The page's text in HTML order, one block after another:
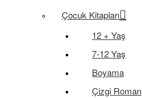
Çocuk Kitapları
12 + Yaş
7-12 Yaş
Boyama
Çizgi Roman